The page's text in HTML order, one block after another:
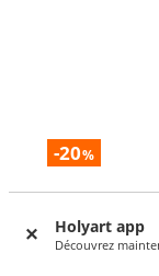
Holyart app
Découvrez
-20%
DISPONIBLE